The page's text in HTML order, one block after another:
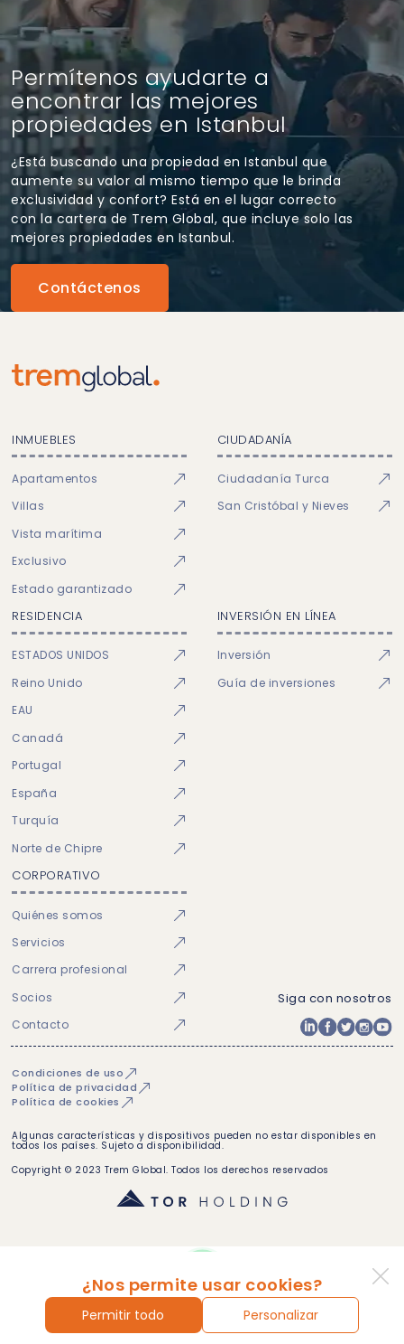
Permítenos ayudarte a
encontrar las mejores
propiedades en Istanbul
¿Está buscando una propiedad en Istanbul que
aumente su valor al mismo tiempo que le brinda
exclusividad y confort? Está en el lugar correcto
con la cartera de Trem Global, que incluye solo las
mejores propiedades en Istanbul.
Contáctenos
¿Nos permite usar cookies?
Permitir todo Personalizar
INMUEBLES
Apartamentos
Villas
Vista marítima
Exclusivo
Estado garantizado
CIUDADANÍA
Ciudadanía Turca
San Cristóbal y Nieves
RESIDENCIA
ESTADOS UNIDOS
Reino Unido
EAU
Canadá
Portugal
España
Turquía
Norte de Chipre
INVERSIÓN EN LÍNEA
Inversión
Guía de inversiones
CORPORATIVO
Quiénes somos
Servicios
Carrera profesional
Socios
Contacto
Siga con nosotros
Condiciones de uso
Política de privacidad
Política de cookies
Algunas características y dispositivos pueden no estar disponibles en
todos los países. Sujeto a disponibilidad.
Copyright © 2023 Trem Global. Todos los derechos reservados